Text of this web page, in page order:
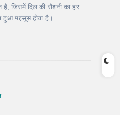
है, जिसमें दिल की रौशनी का हर
हुआ महसूस होता है।…